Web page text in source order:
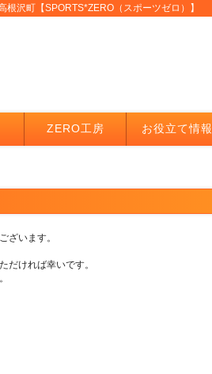
沢町【SPORTS*ZERO（スポーツゼロ）】
ZERO工房 お役立て情報
ざいます。
だければ幸いです。